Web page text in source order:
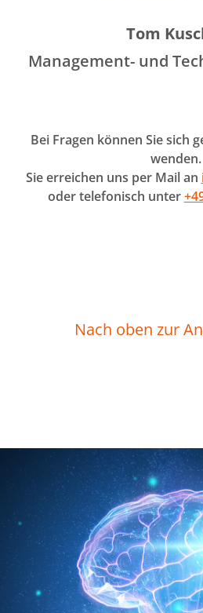
Tom
Management- und
Bei Fragen können Sie sich
wenden.
Sie erreichen uns per Mail an
oder telefonisch unter
Nach oben zur